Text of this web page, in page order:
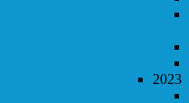
2023